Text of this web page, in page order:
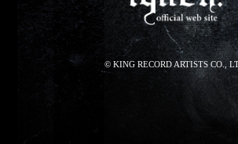
© KING RECORD ARTISTS CO.,